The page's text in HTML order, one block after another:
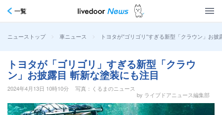
一覧
ニューストップ > 車ニュース > トヨタが“ゴリゴリ”すぎる新型「クラウン」お
トヨタが「ゴリゴリ」すぎる新型「クラウ
ン」お披露目 斬新な塗装にも注目
2024年4月13日 10時10分
写真：くるまのニュース
by ライブドアニュース編集部